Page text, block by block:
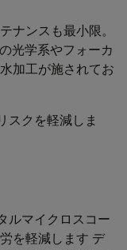
ナンスも最小限。
光学系やフォーカ
加工が施されてお
スクを軽減しま
ルマイクロスコー
を軽減します デ